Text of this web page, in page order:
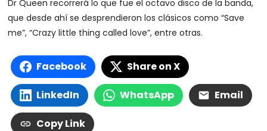
Dr Queen recorrerá lo que fue el octavo disco de la banda,
que desde ahí se desprendieron los clásicos como “Save
me”, “Crazy little thing called love”, entre otras.
Facebook Share on X
LinkedIn WhatsApp Email
Copy Link